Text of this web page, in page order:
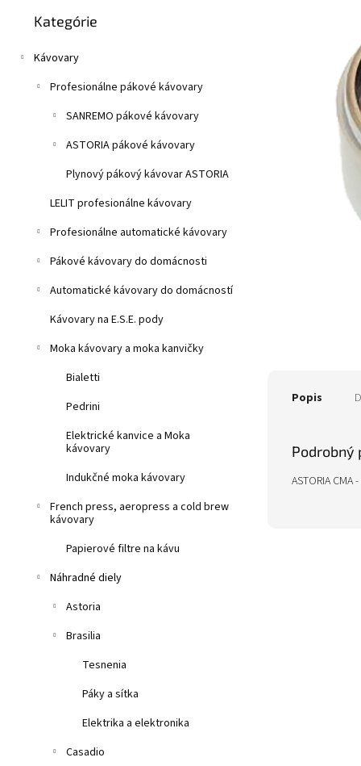
n
e
kategórie
Kategórie
Kávovary
Profesionálne pákové kávovary
SANREMO pákové kávovary
ASTORIA pákové kávovary
Plynový pákový kávovar ASTORIA
LELIT profesionálne kávovary
Profesionálne automatické kávovary
Pákové kávovary do domácnosti
Automatické kávovary do domácností
Kávovary na E.S.E. pody
Moka kávovary a moka kanvičky
Bialetti
Pedrini
Elektrické kanvice a Moka
kávovary
Indukčné moka kávovary
French press, aeropress a cold brew
kávovary
Papierové filtre na kávu
Náhradné diely
Astoria
Brasilia
Tesnenia
Páky a sítka
Elektrika a elektronika
Casadio
Popis
Podrobný
ASTORIA